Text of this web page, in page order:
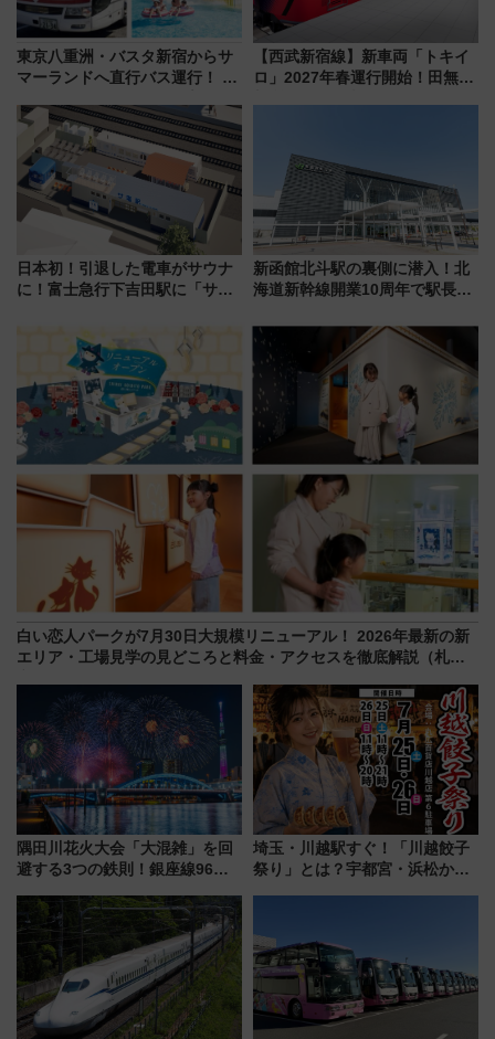
東京八重洲・バスタ新宿からサ
マーランドへ直行バス運行！ お
推し活を楽しもう！（2026年
8/1～31）
【西武新宿線】新車両「トキイ
ロ」2027年春運行開始！田無・
日本初！引退した電車がサウナ
に！富士急行下吉田駅に「サ電
業 行き交う電車の音や振動を
感じながら「ととのう」新感覚
新函館北斗駅の裏側に潜入！北
海道新幹線開業10周年で駅長
ト 参加方法や体験内容を紹介
白い恋人パークが7月30日大規模リニューアル！ 2026年最新の新
エリア・工場見学の見どころと料金・アクセスを徹底解説（札幌
隅田川花火大会「大混雑」を回
避する3つの鉄則！銀座線96本
ツリー駅の規制まとめ 7/25開催
（2026年）
埼玉・川越駅すぐ！「川越餃子
祭り」とは？宇都宮・浜松から
催】